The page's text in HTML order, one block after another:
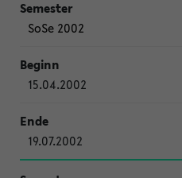
SoSe 2002
15.04.2002
19.07.2002